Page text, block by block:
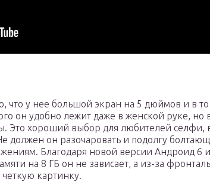
что у нее большой экран на 5 дюймов и в
он удобно лежит даже в женской руке, но
Это хороший выбор для любителей селфи,
должен он разочаровать и подолгу
Благодаря новой версии Андроид 6 и
на 8 ГБ он не зависает, а из-за
картинку.